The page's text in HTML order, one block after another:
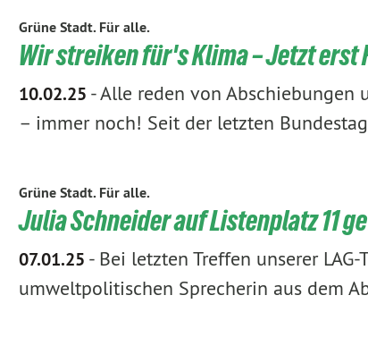
Grüne Stadt. Für alle.
Wir streiken für's Klima – Jetzt erst
10.02.25 -Alle reden von Abschiebungen
– immer noch! Seit der letzten
Grüne Stadt. Für alle.
Julia Schneider auf Listenplatz 11
07.01.25 - Bei letzten Treffen unserer
umweltpolitischen Sprecherin aus dem